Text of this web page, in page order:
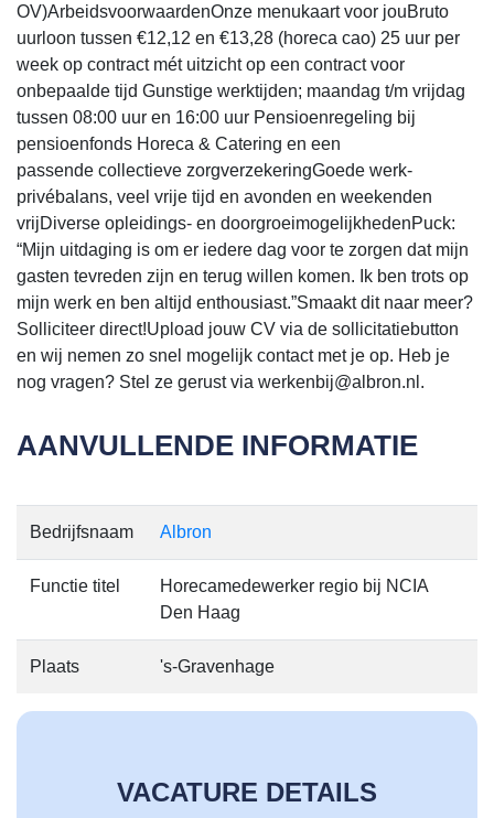
OV)ArbeidsvoorwaardenOnze menukaart voor jouBruto
uurloon tussen €12,12 en €13,28 (horeca cao) 25 uur per
week op contract mét uitzicht op een contract voor
onbepaalde tijd Gunstige werktijden; maandag t/m vrijdag
tussen 08:00 uur en 16:00 uur Pensioenregeling bij
pensioenfonds Horeca & Catering en een
passende collectieve zorgverzekeringGoede werk-
privébalans, veel vrije tijd en avonden en weekenden
vrijDiverse opleidings- en doorgroeimogelijkhedenPuck:
“Mijn uitdaging is om er iedere dag voor te zorgen dat mijn
gasten tevreden zijn en terug willen komen. Ik ben trots op
mijn werk en ben altijd enthousiast.”Smaakt dit naar meer?
Solliciteer direct!Upload jouw CV via de sollicitatiebutton
en wij nemen zo snel mogelijk contact met je op. Heb je
nog vragen? Stel ze gerust via werkenbij@albron.nl.
AANVULLENDE INFORMATIE
Bedrijfsnaam Albron
Functie titel
Horecamedewerker regio bij NCIA
Den Haag
Plaats 's-Gravenhage
VACATURE DETAILS